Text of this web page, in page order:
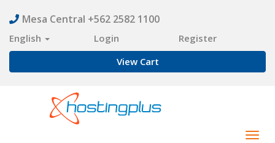
Mesa Central +562 2582 1100
English Login
Register
View Cart